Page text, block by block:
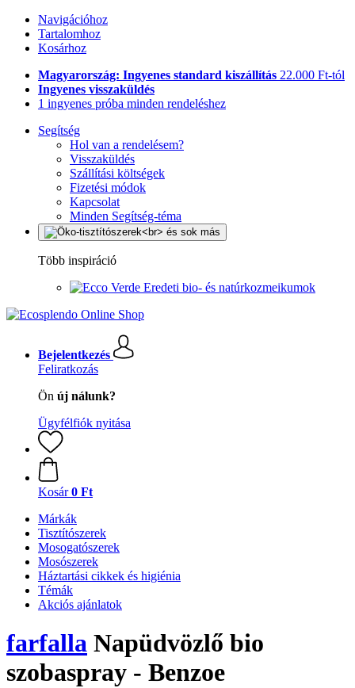
Navigációhoz
Tartalomhoz
Kosárhoz
Magyarország: Ingyenes standard kiszállítás 22.000 Ft-tól
Ingyenes visszaküldés
1 ingyenes próba minden rendeléshez
Segítség
Hol van a rendelésem?
Visszaküldés
Szállítási költségek
Fizetési módok
Kapcsolat
Minden Segítség-téma
Több inspiráció
Eredeti bio- és natúrkozmeikumok
Bejelentkezés
Feliratkozás
Ön új nálunk?
Ügyfélfiók nyitása
Kosár 0 Ft
Márkák
Tisztítószerek
Mosogatószerek
Mosószerek
Háztartási cikkek és higiénia
Témák
Akciós ajánlatok
farfalla Napüdvözlő bio
szobaspray - Benzoe